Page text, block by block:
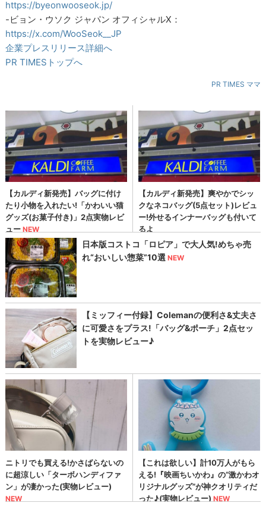
https://byeonwooseok.jp/
-ビョン・ウソク ジャパン オフィシャルX：
https://x.com/WooSeok__JP
企業プレスリリース詳細へ
PR TIMESトップへ
PR TIMES ママ